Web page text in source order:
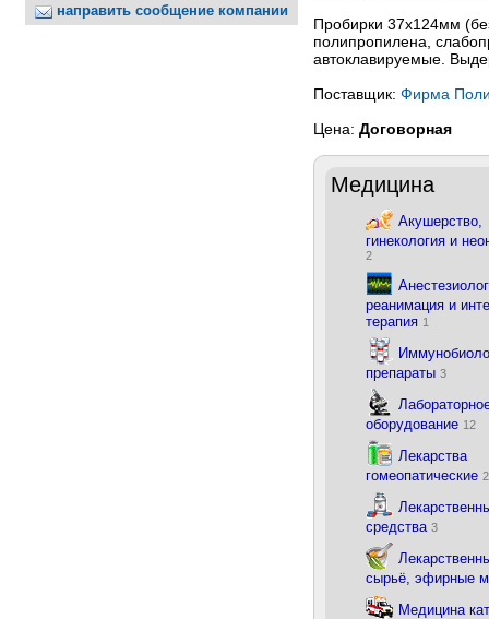
направить сообщение компании
Пробирки 37х124мм
полипропилена,
автоклавируемые.
Поставщик: Фирма
Цена: Договорная
Медицина
Акушерство,
гинекология и
2
реанимация и
терапия 1
препараты 3
оборудование 12
Лекарства
гомеопатические
средства 3
сырьё, эфирные
Медицина